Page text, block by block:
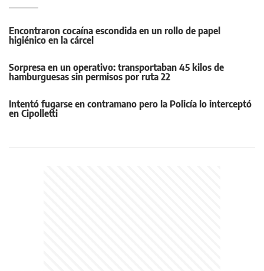
Encontraron cocaína escondida en un rollo de papel
higiénico en la cárcel
Sorpresa en un operativo: transportaban 45 kilos de
hamburguesas sin permisos por ruta 22
Intentó fugarse en contramano pero la Policía lo interceptó
en Cipolletti